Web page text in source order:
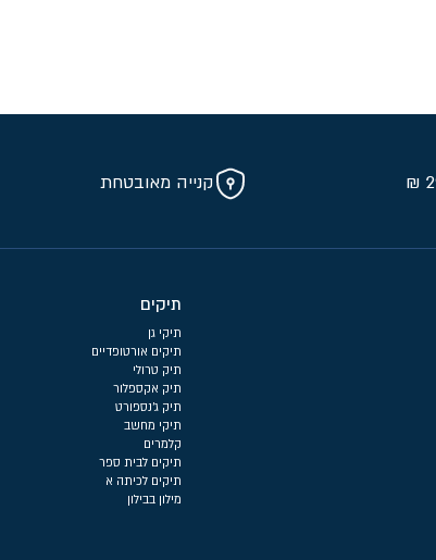
קנייה מאובטחת
תיקים
תיקי גן
תיקים אורטופדיים
תיק טרולי
תיק אקספלור
תיק ג'נספורט
תיקי מחשב
קלמרים
תיקים לבית ספר
תיקים לכיתה א
מילון בבילון